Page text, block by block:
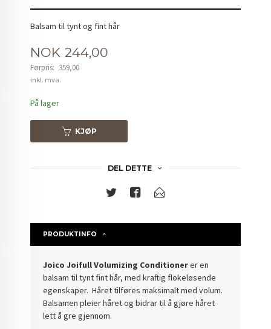
Balsam til tynt og fint hår
Tilbud
NOK 244,00
Førpris: 359,00
Rabatt
inkl. mva.
På lager
KJØP
DEL DETTE
PRODUKTINFO
Joico Joifull Volumizing Conditionerer en
balsam til tynt fint hår, med kraftig flokeløsende
egenskaper. Håret tilføres maksimalt med volum.
Balsamen pleier håret og bidrar til å gjøre håret
lett å gre gjennom.